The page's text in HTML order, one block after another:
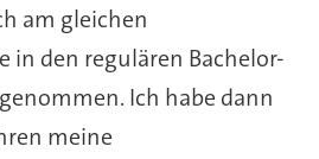
am gleichen
in den regulären Bachelor-
Ich habe dann
meine